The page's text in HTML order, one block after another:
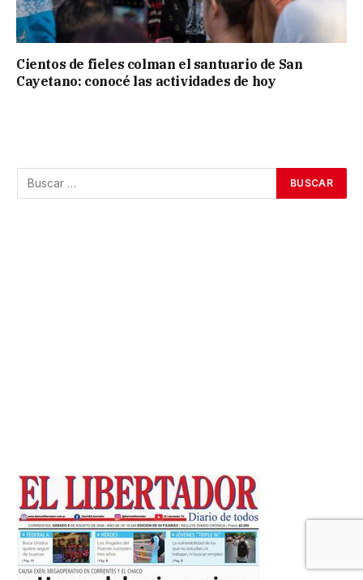
Cientos de fieles colman el santuario de San
Cayetano: conocé las actividades de hoy